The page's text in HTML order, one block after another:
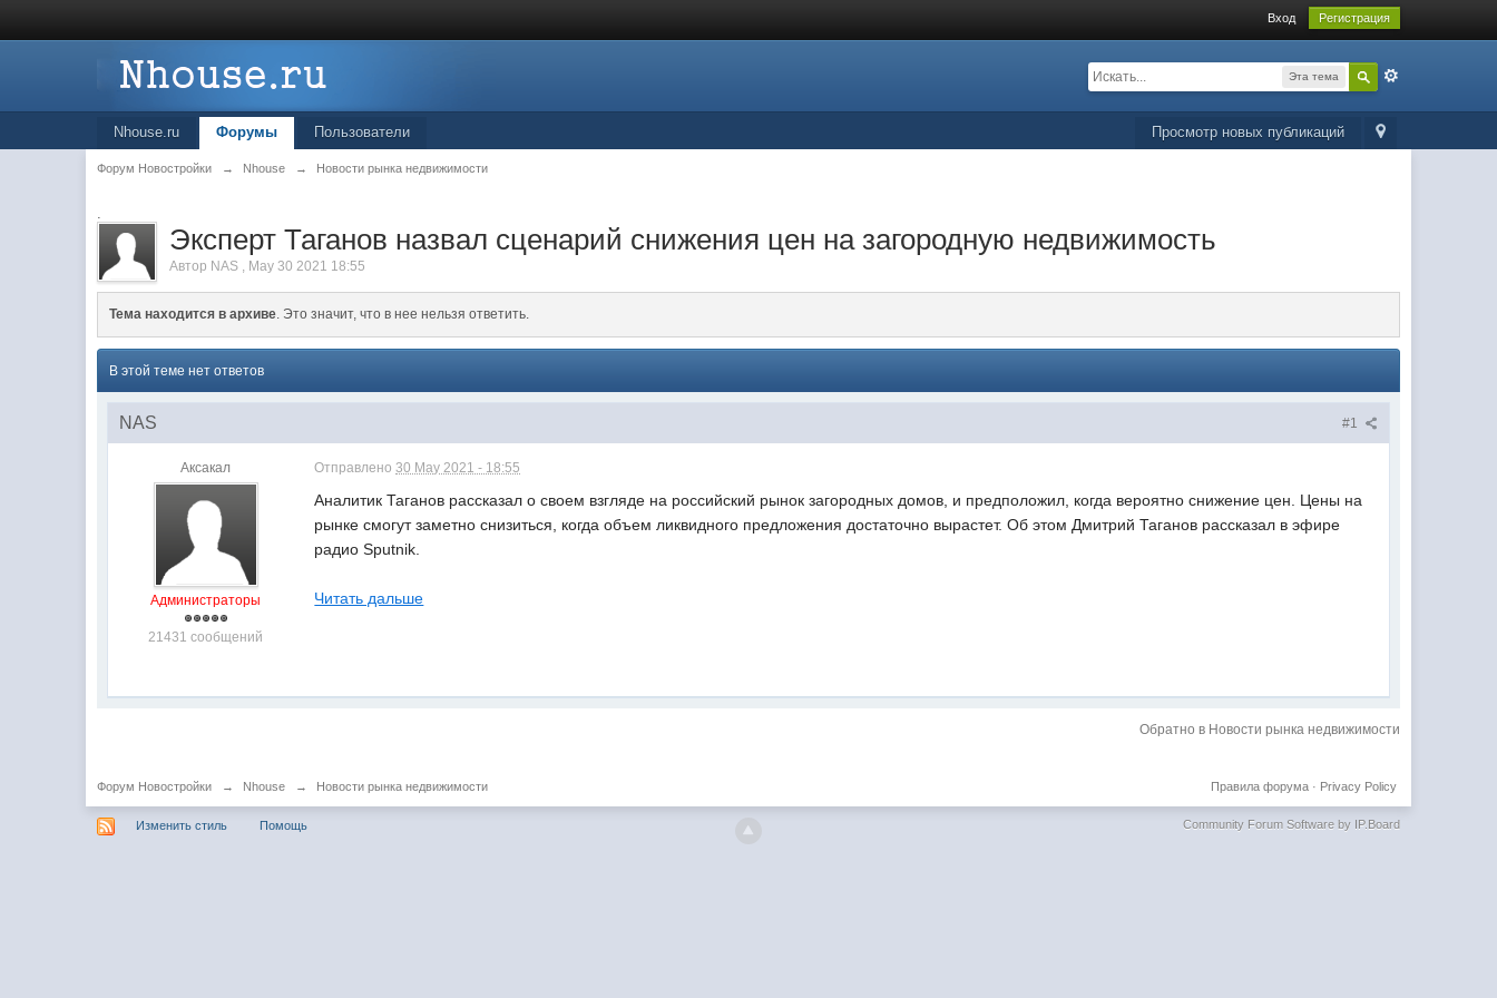
Вход Регистрация
Эта тема
Просмотр новых публикаций
Nhouse.ru Форумы Пользователи
Форум Новостройки → Nhouse → Новости рынка недвижимости
.
Эксперт Таганов назвал сценарий снижения цен на загородную недвижимость
Автор NAS , May 30 2021 18:55
Тема находится в архиве. Это значит, что в нее нельзя ответить.
В этой теме нет ответов
#1
NAS
Аксакал
Администраторы
21431 сообщений
Отправлено30 May 2021 - 18:55
Аналитик Таганов рассказал о своем взгляде на российский рынок загородных домов, и предположил, когда вероятно снижение цен. Цены на
рынке смогут заметно снизиться, когда объем ликвидного предложения достаточно вырастет. Об этом Дмитрий Таганов рассказал в эфире
радио Sputnik.
Читать дальше
Обратно в Новости рынка недвижимости
Форум Новостройки → Nhouse → Новости рынка недвижимости Privacy Policy
Правила форума·
Изменить стиль Помощь Community Forum Software by IP.Board